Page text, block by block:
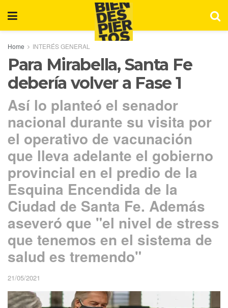
Home INTERÉS GENERAL
Para Mirabella, Santa Fe
debería volver a Fase 1
Así lo planteó el senador
nacional durante su visita por
el operativo de vacunación
que lleva adelante el gobierno
provincial en el predio de la
Esquina Encendida de la
Ciudad de Santa Fe. Además
aseveró que "el nivel de stress
que tenemos en el sistema de
salud es tremendo"
21/05/2021